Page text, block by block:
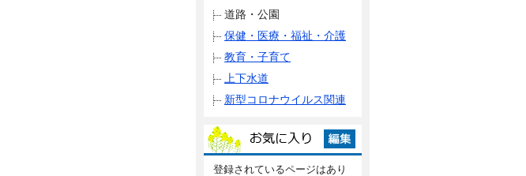
道路・公園
保健・医療・福祉・介護
教育・子育て
上下水道
新型コロナウイルス関連
登録されているページはあり